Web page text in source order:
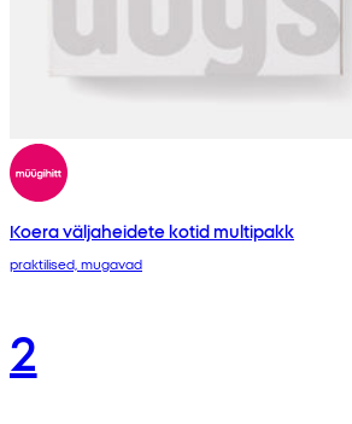
Koera väljaheidete kotid multipakk
praktilised, mugavad
2